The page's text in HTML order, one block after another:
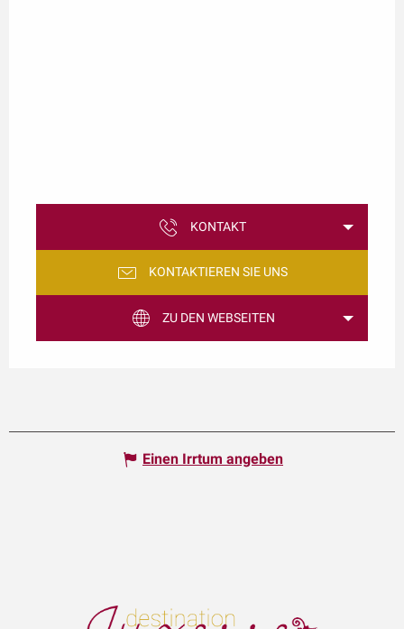
KONTAKT
KONTAKTIEREN SIE UNS
ZU DEN WEBSEITEN
Einen Irrtum angeben